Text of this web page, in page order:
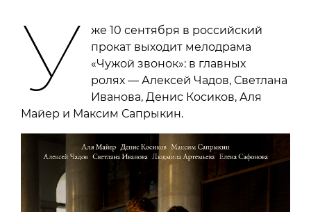
У
же 10 сентября в российский
прокат выходит мелодрама
«Чужой звонок»: в главных
ролях — Алексей Чадов, Светлана
Иванова, Денис Косиков, Аля
Майер и Максим Сапрыкин.